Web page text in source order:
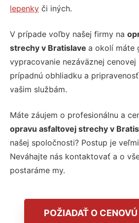
lepenky či iných.
V prípade voľby našej firmy na
strechy v Bratislave a okolí máte
vypracovanie nezáväznej cenovej
prípadnú obhliadku a
vašim službám.
Máte záujem o profesionálnu a
opravu asfaltovej strechy v
našej spoločnosti? Postup je
Neváhajte nás kontaktovať a o
postaráme my.
POŽIADAŤ O